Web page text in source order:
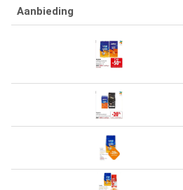
Aanbieding